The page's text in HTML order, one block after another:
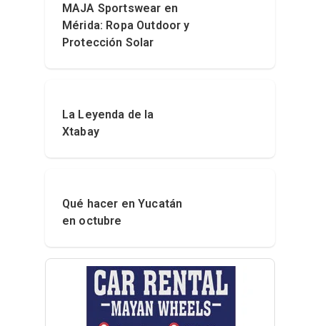
MAJA Sportswear en
Mérida: Ropa Outdoor y
Protección Solar
La Leyenda de la
Xtabay
Qué hacer en Yucatán
en octubre